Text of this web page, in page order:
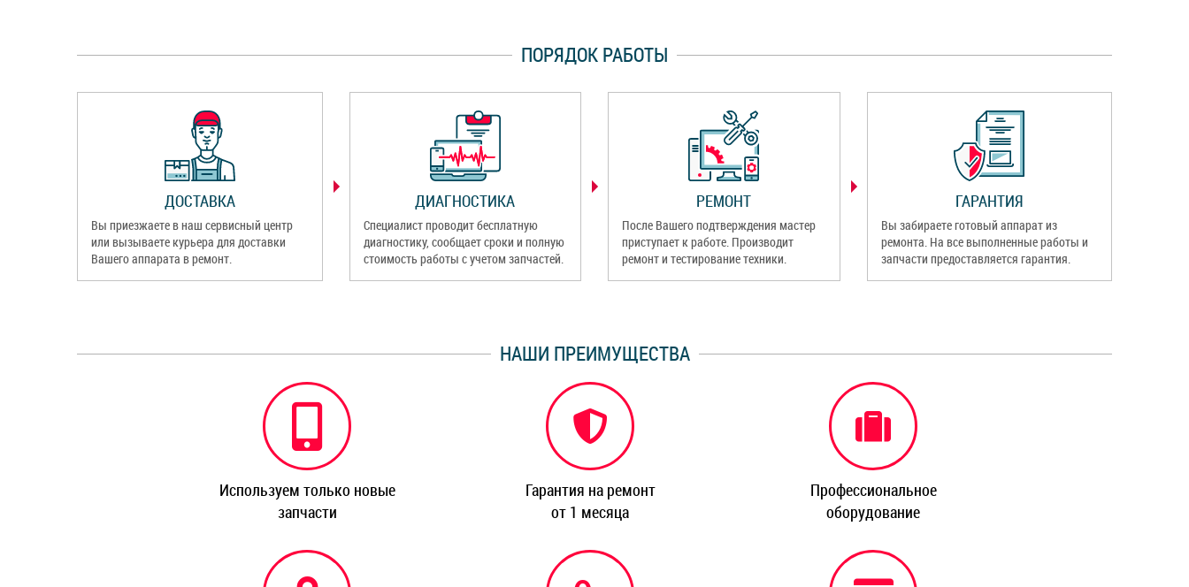
ПОРЯДОК РАБОТЫ
ДОСТАВКА
Вы приезжаете в наш сервисный центр
или вызываете курьера для доставки
Вашего аппарата в ремонт.
ДИАГНОСТИКА
Специалист проводит бесплатную
диагностику, сообщает сроки и полную
стоимость работы с учетом запчастей.
РЕМОНТ
После Вашего подтверждения мастер
приступает к работе. Производит
ремонт и тестирование техники.
ГАРАНТИЯ
Вы забираете готовый аппарат из
ремонта. На все выполненные работы и
запчасти предоставляется гарантия.
НАШИ ПРЕИМУЩЕСТВА
Используем только новые
запчасти
Гарантия на ремонт
от 1 месяца
Профессиональное
оборудование